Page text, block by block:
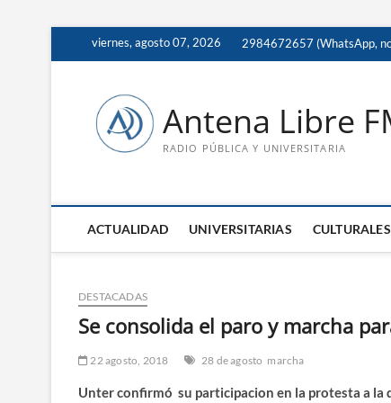
viernes, agosto 07, 2026 2984672657 (WhatsApp,
Antena Libre
RADIO PÚBLICA Y UNIVERSITARIA
ACTUALIDAD UNIVERSITARIAS CULTURALES
DESTACADAS
Se consolida el paro y marcha
22 agosto, 2018 28 de agosto marcha
Unter confirmó su participacion en la protesta a la